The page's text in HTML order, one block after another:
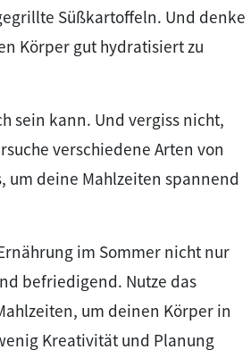
Süßkartoffeln. Und denke
Körper gut hydratisiert zu
sein kann. Und vergiss nicht,
verschiedene Arten von
um deine Mahlzeiten spannend
im Sommer nicht nur
befriedigend. Nutze das
um deinen Körper in
Kreativität und Planung